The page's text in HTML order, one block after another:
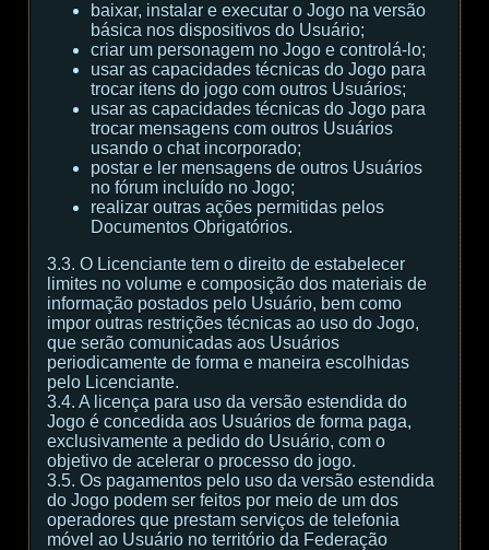
baixar, instalar e executar o Jogo na versão
básica nos dispositivos do Usuário;
criar um personagem no Jogo e controlá-lo;
usar as capacidades técnicas do Jogo para
trocar itens do jogo com outros Usuários;
usar as capacidades técnicas do Jogo para
trocar mensagens com outros Usuários
usando o chat incorporado;
postar e ler mensagens de outros Usuários
no fórum incluído no Jogo;
realizar outras ações permitidas pelos
Documentos Obrigatórios.
3.3. O Licenciante tem o direito de estabelecer
limites no volume e composição dos materiais de
informação postados pelo Usuário, bem como
impor outras restrições técnicas ao uso do Jogo,
que serão comunicadas aos Usuários
periodicamente de forma e maneira escolhidas
pelo Licenciante.
3.4. A licença para uso da versão estendida do
Jogo é concedida aos Usuários de forma paga,
exclusivamente a pedido do Usuário, com o
objetivo de acelerar o processo do jogo.
3.5. Os pagamentos pelo uso da versão estendida
do Jogo podem ser feitos por meio de um dos
operadores que prestam serviços de telefonia
móvel ao Usuário no território da Federação